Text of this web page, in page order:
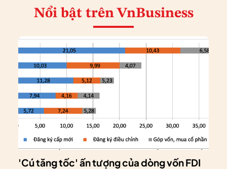
Nổi bật trên VnBusiness
'Cú tăng tốc' ấn tượng của dòng vốn FDI